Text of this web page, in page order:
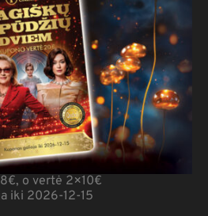
o vertė 2×10€
iki 2026-12-15